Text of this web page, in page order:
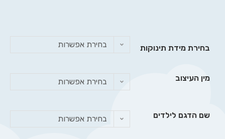
בחירת מידת תינוקות בחירת אפשרות
מין העיצוב בחירת אפשרות
שם הדגם לילדים בחירת אפשרות